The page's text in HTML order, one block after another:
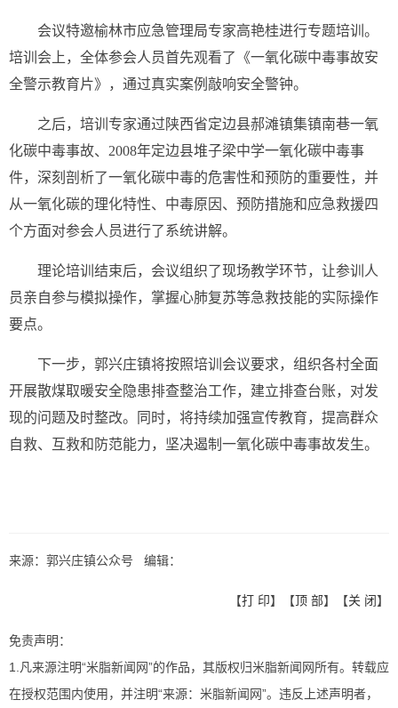
会议特邀榆林市应急管理局专家高艳桂进行专题培训。
培训会上，全体参会人员首先观看了《一氧化碳中毒事故安
全警示教育片》，通过真实案例敲响安全警钟。
之后，培训专家通过陕西省定边县郝滩镇集镇南巷一氧
化碳中毒事故、2008年定边县堆子梁中学一氧化碳中毒事
件，深刻剖析了一氧化碳中毒的危害性和预防的重要性，并
从一氧化碳的理化特性、中毒原因、预防措施和应急救援四
个方面对参会人员进行了系统讲解。
理论培训结束后，会议组织了现场教学环节，让参训人
员亲自参与模拟操作，掌握心肺复苏等急救技能的实际操作
要点。
下一步，郭兴庄镇将按照培训会议要求，组织各村全面
开展散煤取暖安全隐患排查整治工作，建立排查台账，对发
现的问题及时整改。同时，将持续加强宣传教育，提高群众
自救、互救和防范能力，坚决遏制一氧化碳中毒事故发生。
来源：郭兴庄镇公众号 编辑：
【打 印】【顶 部】【关 闭】
免责声明：
1.凡来源注明“米脂新闻网”的作品，其版权归米脂新闻网所有。转载应
在授权范围内使用，并注明“来源：米脂新闻网”。违反上述声明者，